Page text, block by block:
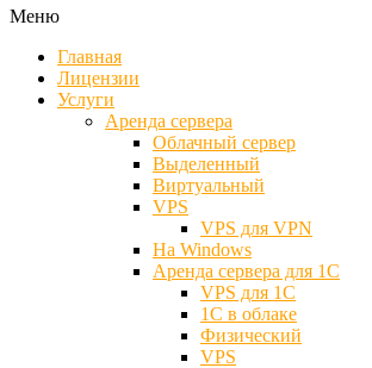
Меню
Главная
Лицензии
Услуги
Аренда сервера
Облачный сервер
Выделенный
Виртуальный
VPS
VPS для VPN
На Windows
Аренда сервера для 1С
VPS для 1С
1С в облаке
Физический
VPS